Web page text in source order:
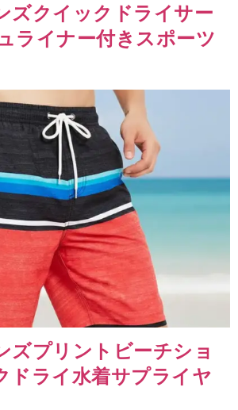
ズクイックドライサー
ライナー付きスポーツ
ズプリントビーチショ
ドライ水着サプライヤ